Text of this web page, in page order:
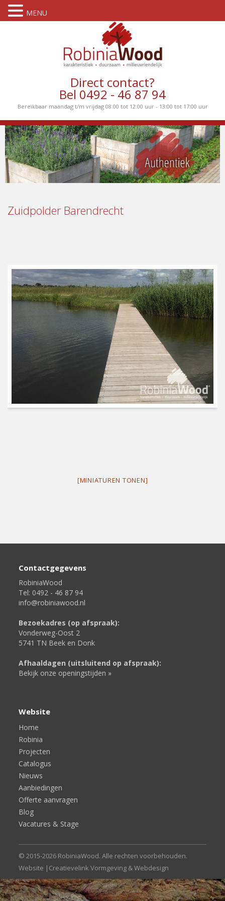
Direct contact?
Bel 0492 - 46 87 94
Bereikbaar maandag t/m vrijdag 08.00 tot 12.00 uur - 13:00 tot 17:00 uur
Zuidpolder Barendrecht
[MINIATUREN TONEN]
Contactgegevens
RobiniaWood
Tel: 0492 - 46 87 94
info@robiniawood.nl
Bezoekadres (op afspraak):
Vonderweg-Oost 2
5741 TN Beek en Donk
Afhaaldagen (uitsluitend op afspraak):
Bekijk onze openingstijden »
Website
Home
Robinia
Projecten
Catalogus
Nieuws
Aanbiedingen
Offerte aanvragen
Blog
Vacatures & Stage
© 2015-2026 RobiniaWood. Alle rechten voorbehouden.
Website | Creatievelink Vormgeving & Webdesign
MENU